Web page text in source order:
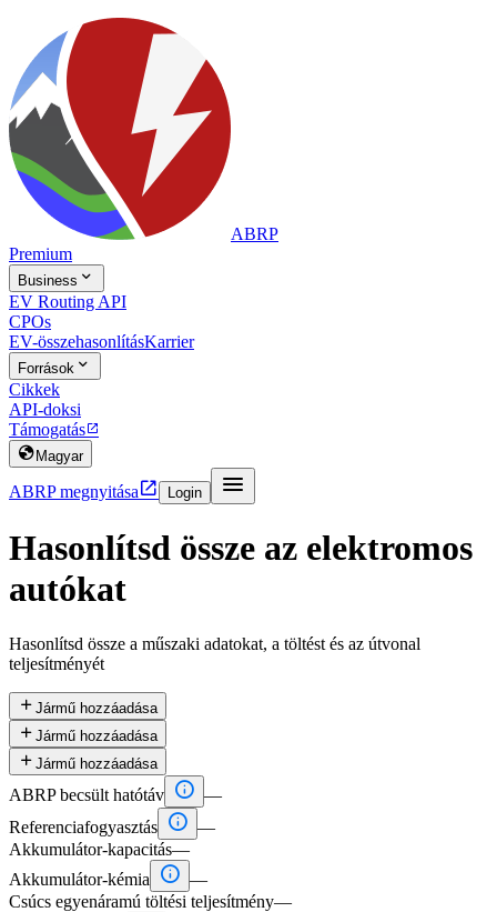
ABRP
Premium
Business 
EV Routing API
CPOs
EV-összehasonlításKarrier
Források 
Cikkek
API-doksi
Támogatás
 Magyar
ABRP megnyitása Login 
Hasonlítsd össze az elektromos
autókat
Hasonlítsd össze a műszaki adatokat, a töltést és az útvonal
teljesítményét
 Jármű hozzáadása
 Jármű hozzáadása
 Jármű hozzáadása
ABRP becsült hatótáv  —
Referenciafogyasztás  —
Akkumulátor-kapacitás—
Akkumulátor-kémia
 —
Csúcs egyenáramú töltési teljesítmény—